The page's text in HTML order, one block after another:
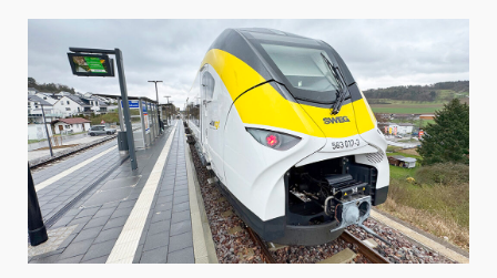
nach